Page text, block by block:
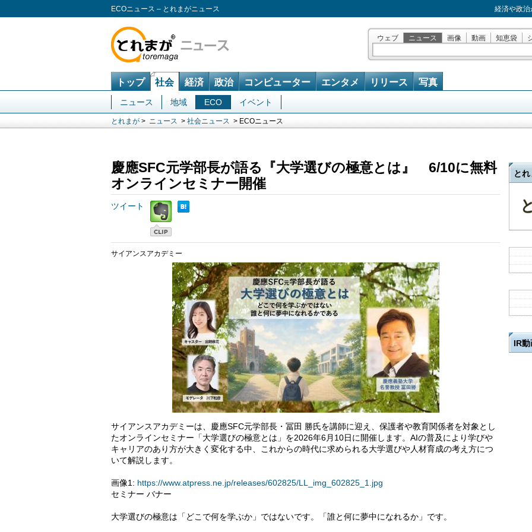
ECOニュース – とれまがニュース 経済や政
ウェブ ニュース 画像 動画 知恵袋
トップ 社会 経済 政治 コンピューター エンタメ リリース 写真
ニュース 地域 ECO イベント
とれまが > ニュース > 社会ニュース > ECOニュース
慶應SFC元学部長が語る『大学選びの極意とは』 6/10に無料
オンラインセミナー開催
ツイート
サイアンスアカデミー
サイアンスアカデミーは、慶應SFC元学部長・冨田 勝氏を講師に迎え、保護者や教育関係者を対象とし
たオンラインセミナー「大学選びの極意とは」を2026年6月10日に開催します。AIの普及により学びや
キャリアのあり方が大きく変化する中、これからの時代に求められる大学選びや人材育成の考え方につ
いて解説します。
画像1: https://www.atpress.ne.jp/releases/602825/LL_img_602825_1.jpg
セミナー バナー
大学選びの極意は「どこで何を学ぶか」ではないです。「誰と何に夢中になれるか」です。
とれ
IR動